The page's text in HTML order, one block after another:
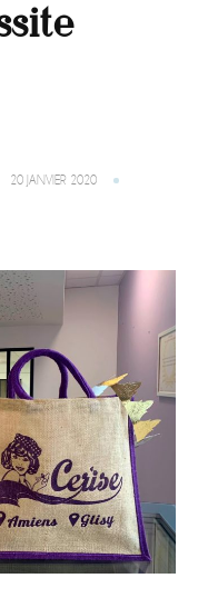
20 JANVIER 2020